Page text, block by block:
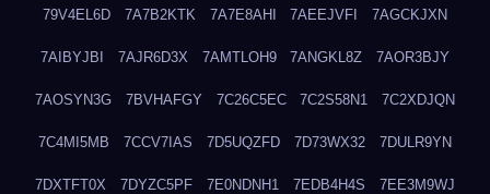
79V4EL6D 7A7B2KTK 7A7E8AHI 7AEEJVFI 7AGCKJXN
7AIBYJBI 7AJR6D3X 7AMTLOH9 7ANGKL8Z 7AOR3BJY
7AOSYN3G 7BVHAFGY 7C26C5EC 7C2S58N1 7C2XDJQN
7C4MI5MB 7CCV7IAS 7D5UQZFD 7D73WX32 7DULR9YN
7DXTFT0X 7DYZC5PF 7E0NDNH1 7EDB4H4S 7EE3M9WJ